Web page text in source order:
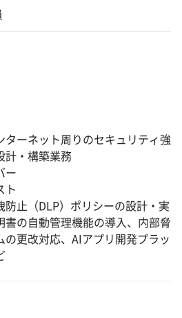
ターネット周りのセキュリティ強
計・構築業務
ー
ト
防止（DLP）ポリシーの設計・実
書の自動管理機能の導入、内部脅
の更改対応、AIアプリ開発プラッ